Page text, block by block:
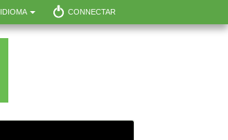
IDIOMA CONNECTAR